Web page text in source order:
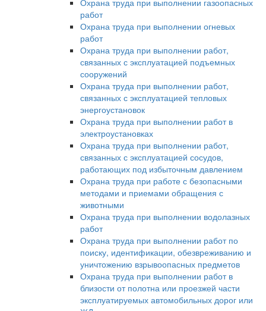
работ
Охрана труда при выполнении огневых
работ
Охрана труда при выполнении работ,
связанных с эксплуатацией подъемных
сооружений
Охрана труда при выполнении работ,
связанных с эксплуатацией тепловых
энергоустановок
Охрана труда при выполнении работ в
электроустановках
Охрана труда при выполнении работ,
связанных с эксплуатацией сосудов,
работающих под избыточным давлением
Охрана труда при работе с безопасными
методами и приемами обращения с
животными
Охрана труда при выполнении водолазных
работ
Охрана труда при выполнении работ по
поиску, идентификации, обезвреживанию и
уничтожению взрывоопасных предметов
Охрана труда при выполнении работ в
близости от полотна или проезжей части
эксплуатируемых автомобильных дорог или